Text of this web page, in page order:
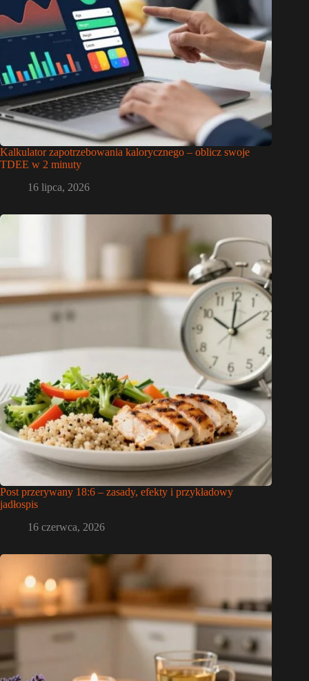
Kalkulator zapotrzebowania kalorycznego – oblicz swoje
TDEE w 2 minuty
16 lipca, 2026
Post przerywany 18:6 – zasady, efekty i przykładowy
jadłospis
16 czerwca, 2026